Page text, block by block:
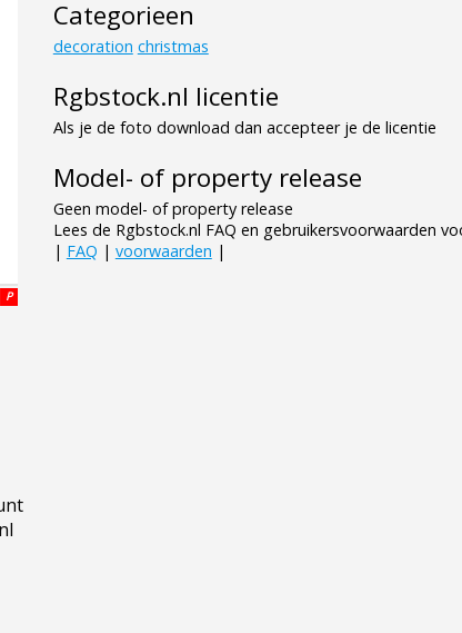
P
Categorieen
decoration christmas
Rgbstock.nl licentie
Als je de foto download dan accepteer je de licentie
Model- of property release
Geen model- of property release
Lees de Rgbstock.nl FAQ en gebruikersvoorwaarden
| FAQ | voorwaarden |